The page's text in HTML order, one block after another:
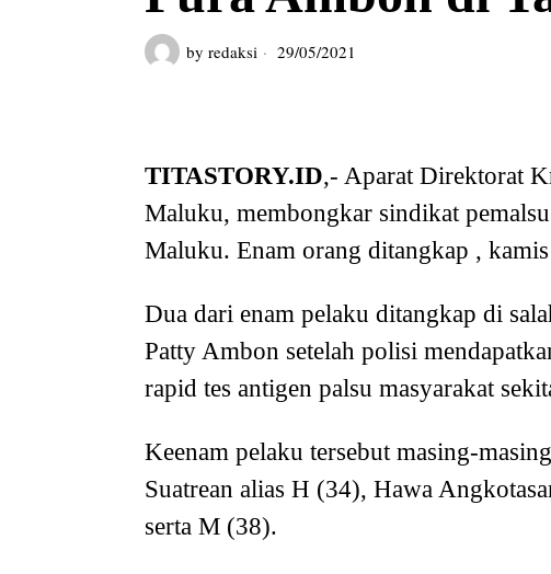
by redaksi 29/05/2021
TITASTORY.ID,- Aparat Direktorat
Maluku, membongkar sindikat
Maluku. Enam orang ditangkap ,
Dua dari enam pelaku ditangkap di
Patty Ambon setelah polisi
rapid tes antigen palsu masyarakat
Keenam pelaku tersebut masing-
Suatrean alias H (34), Hawa
serta M (38).